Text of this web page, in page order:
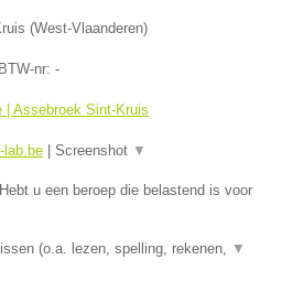
(West-Vlaanderen)
BTW-nr: -
| Assebroek Sint-Kruis
lab.be | Screenshot ▼
u een beroep die belastend is voor
(o.a. lezen, spelling, rekenen, ▼